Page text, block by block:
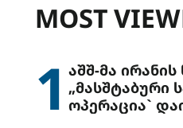
MOST
1 აშშ-მა
„მასშტაბური
ოპერაცია`